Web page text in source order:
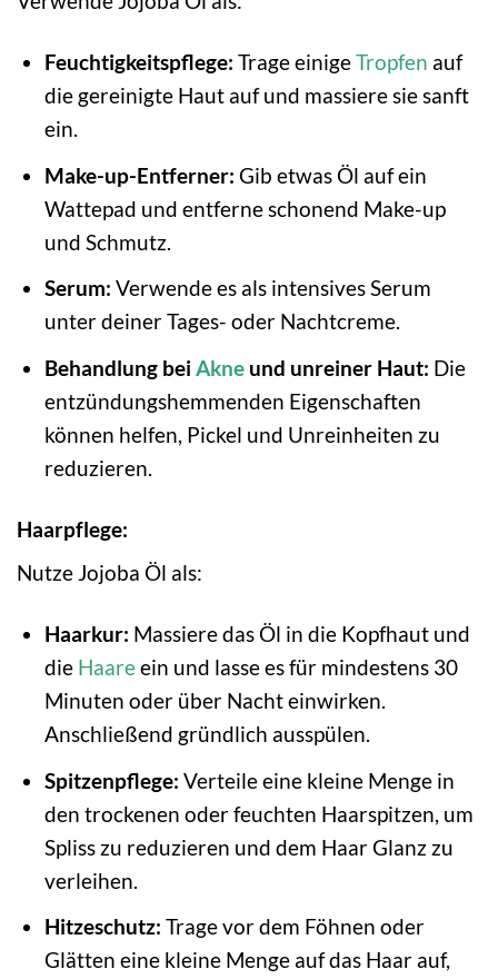
Feuchtigkeitspflege: Trage einigeTropfen auf
die gereinigte Haut auf und massiere sie sanft
ein.
Make-up-Entferner: Gib etwas Öl auf ein
Wattepad und entferne schonend Make-up
und Schmutz.
Serum: Verwende es als intensives Serum
unter deiner Tages- oder Nachtcreme.
Behandlung bei Akneund unreiner Haut: Die
entzündungshemmenden Eigenschaften
können helfen, Pickel und Unreinheiten zu
reduzieren.
Haarpflege:
Nutze Jojoba Öl als:
Haarkur: Massiere das Öl in die Kopfhaut und
die Haareein und lasse es für mindestens 30
Minuten oder über Nacht einwirken.
Anschließend gründlich ausspülen.
Spitzenpflege: Verteile eine kleine Menge in
den trockenen oder feuchten Haarspitzen, um
Spliss zu reduzieren und dem Haar Glanz zu
verleihen.
Hitzeschutz: Trage vor dem Föhnen oder
Glätten eine kleine Menge auf das Haar auf,